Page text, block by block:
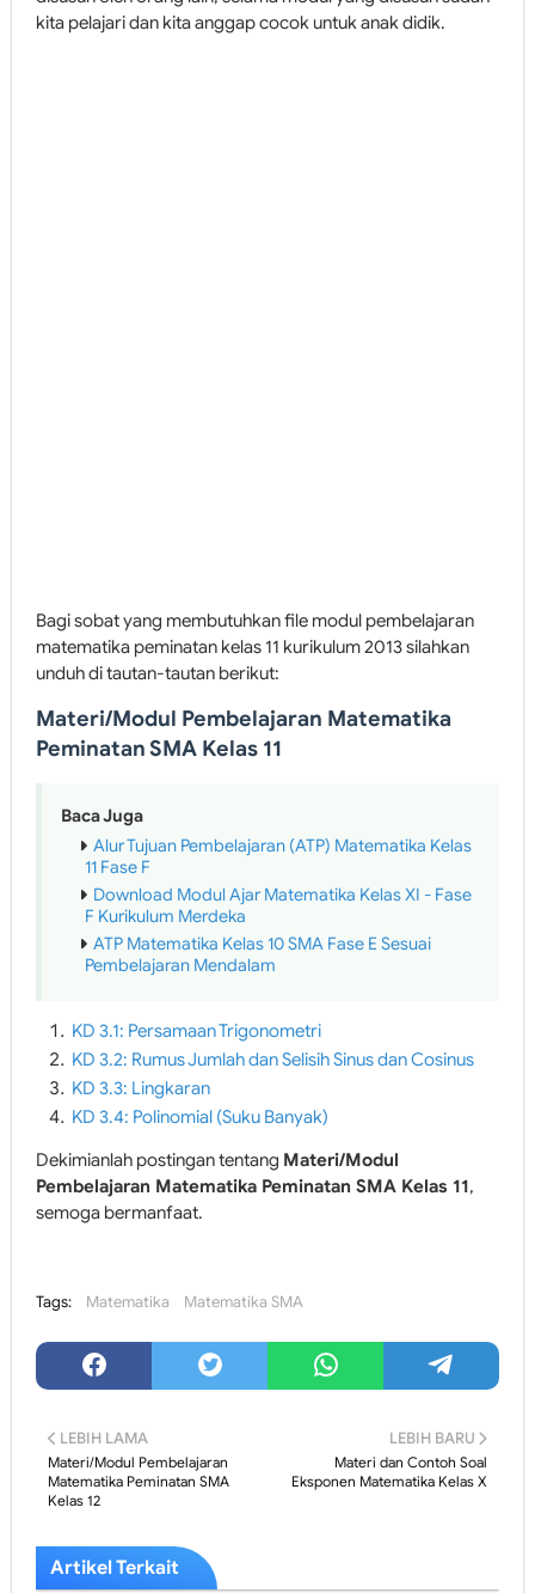
kita pelajari dan kita anggap cocok untuk anak didik.
Bagi sobat yang membutuhkan file modul pembelajaran
matematika peminatan kelas 11 kurikulum 2013 silahkan
unduh di tautan-tautan berikut:
Materi/Modul Pembelajaran Matematika
Peminatan SMA Kelas 11
Baca Juga
Alur Tujuan Pembelajaran (ATP) Matematika Kelas
11 Fase F
Download Modul Ajar Matematika Kelas XI - Fase
F Kurikulum Merdeka
ATP Matematika Kelas 10 SMA Fase E Sesuai
Pembelajaran Mendalam
KD 3.1: Persamaan Trigonometri
KD 3.2: Rumus Jumlah dan Selisih Sinus dan Cosinus
KD 3.3: Lingkaran
KD 3.4: Polinomial (Suku Banyak)
Dekimianlah postingan tentang Materi/Modul
Pembelajaran Matematika Peminatan SMA Kelas 11,
semoga bermanfaat.
Tags: Matematika Matematika SMA
LEBIH BARU
Materi dan Contoh Soal
Eksponen Matematika Kelas X
LEBIH LAMA
Materi/Modul Pembelajaran
Matematika Peminatan SMA
Kelas 12
Artikel Terkait